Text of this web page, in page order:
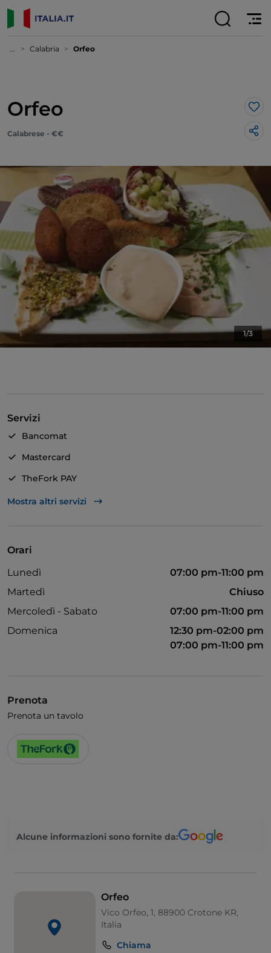
... Calabria Orfeo
Orfeo
Calabrese - €€
1/3
Servizi
Bancomat
Mastercard
TheFork PAY
Unionpay via TheFork PAY
Mostra altri servizi
Orari
Lunedì
07:00 pm-11:00 pm
Martedì
Chiuso
Mercoledì - Sabato
07:00 pm-11:00 pm
Domenica
12:30 pm-02:00 pm
07:00 pm-11:00 pm
Prenota
Prenota un tavolo
Alcune informazioni sono fornite da:
Orfeo
Vico Orfeo, 1, 88900 Crotone KR,
Italia
Chiama